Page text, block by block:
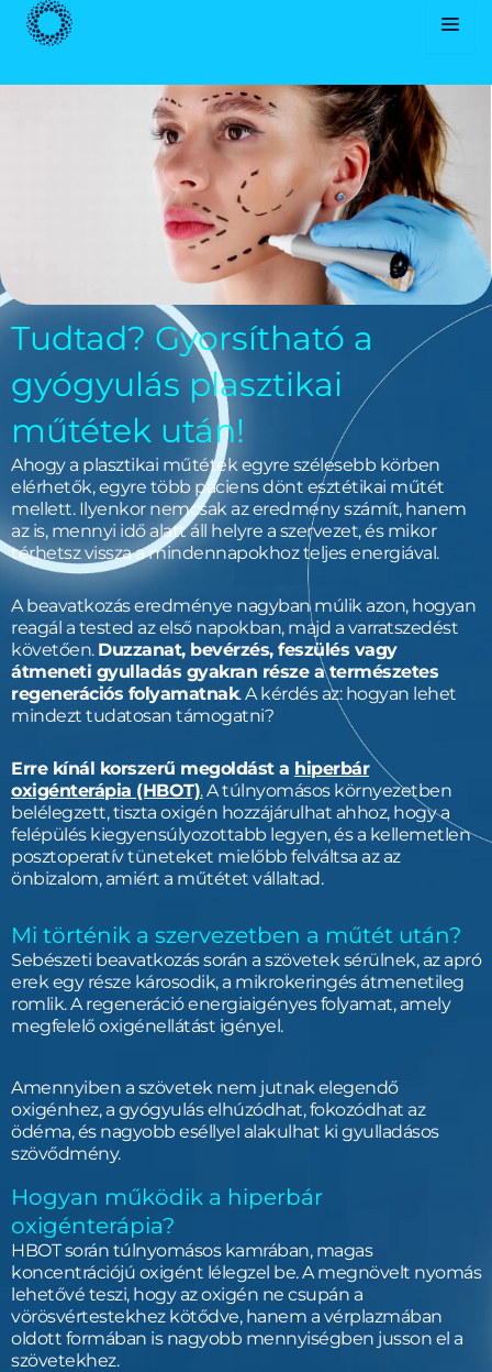
Skip
Tudtad? Gyorsítható a
gyógyulás plasztikai
műtétek után!
Ahogy a plasztikai műtétek egyre szélesebb körben
elérhetők, egyre több páciens dönt esztétikai műtét
mellett. Ilyenkor nemcsak az eredmény számít, hanem
az is, mennyi idő alatt áll helyre a szervezet, és mikor
térhetsz vissza a mindennapokhoz teljes energiával.
A beavatkozás eredménye nagyban múlik azon, hogyan
reagál a tested az első napokban, majd a varratszedést
követően. Duzzanat, bevérzés, feszülés vagy
átmeneti gyulladás gyakran része a természetes
regenerációs folyamatnak. A kérdés az: hogyan lehet
mindezt tudatosan támogatni?
Erre kínál korszerű megoldást a hiperbár
oxigénterápia (HBOT).A túlnyomásos környezetben
belélegzett, tiszta oxigén hozzájárulhat ahhoz, hogy a
felépülés kiegyensúlyozottabb legyen, és a kellemetlen
posztoperatív tüneteket mielőbb felváltsa az az
önbizalom, amiért a műtétet vállaltad.
Mi történik a szervezetben a műtét után?
Sebészeti beavatkozás során a szövetek sérülnek, az apró
erek egy része károsodik, a mikrokeringés átmenetileg
romlik. A regeneráció energiaigényes folyamat, amely
megfelelő oxigénellátást igényel.
Amennyiben a szövetek nem jutnak elegendő
oxigénhez, a gyógyulás elhúzódhat, fokozódhat az
ödéma, és nagyobb eséllyel alakulhat ki gyulladásos
szövődmény.
Hogyan működik a hiperbár
oxigénterápia?
HBOT során túlnyomásos kamrában, magas
koncentrációjú oxigént lélegzel be. A megnövelt nyomás
lehetővé teszi, hogy az oxigén ne csupán a
vörösvértestekhez kötődve, hanem a vérplazmában
oldott formában is nagyobb mennyiségben jusson el a
szövetekhez.